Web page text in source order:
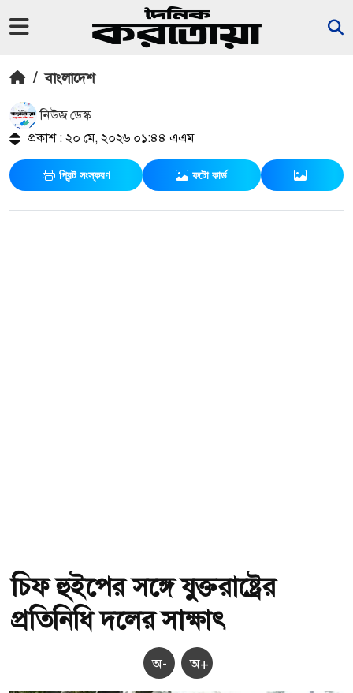
/ বাংলাদেশ
নিউজ ডেস্ক
প্রকাশ : ২০ মে, ২০২৬ ০১:৪৪ এএম
প্রিন্ট সংস্করণ ফটো কার্ড
চিফ হুইপের সঙ্গে যুক্তরাষ্ট্রের
প্রতিনিধি দলের সাক্ষাৎ
অ- অ+